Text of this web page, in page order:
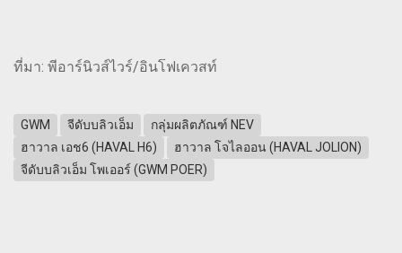
ที่มา: พีอาร์นิวส์ไวร์/อินโฟเควสท์
GWM จีดับบลิวเอ็ม
กลุ่มผลิตภัณฑ์ NEV
ฮาวาล เอช6 (HAVAL H6)
ฮาวาล โจไลออน (HAVAL JOLION)
จีดับบลิวเอ็ม โพเออร์ (GWM POER)